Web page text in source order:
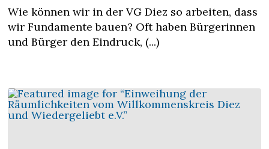
Wie können wir in der VG Diez so arbeiten, dass
wir Fundamente bauen? Oft haben Bürgerinnen
und Bürger den Eindruck, (...)